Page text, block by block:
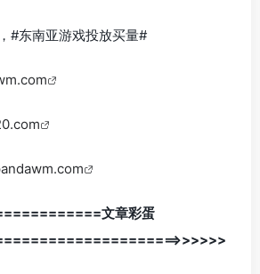
#东南亚游戏投放买量#
文章彩蛋